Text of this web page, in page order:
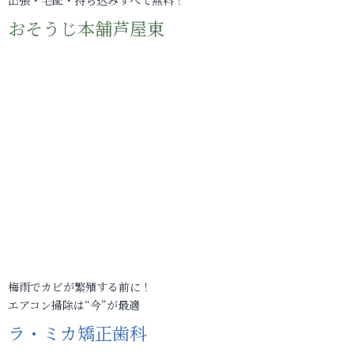
おそうじ本舗芦屋東
梅雨でカビが繁殖する前に！
エアコン掃除は“今”が最適
ラ・ミカ矯正歯科